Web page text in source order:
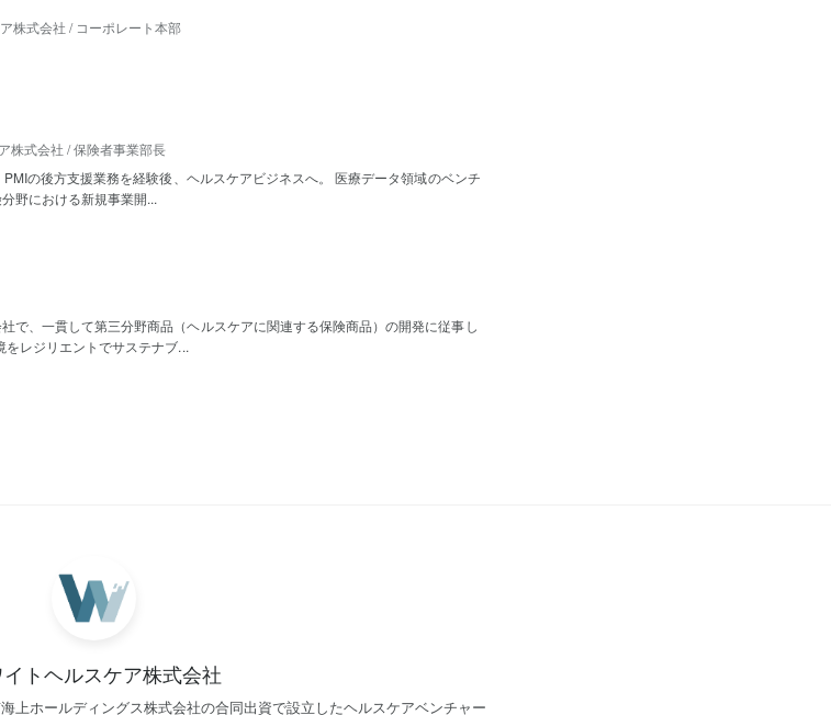
株式会社 / コーポレート本部
株式会社 / 保険者事業部長
の後方支援業務を経験後、ヘルスケアビジネスへ。 医療データ領域のベンチ
野における新規事業開...
で、一貫して第三分野商品（ヘルスケアに関連する保険商品）の開発に従事し
レジリエントでサステナブ...
イトヘルスケア株式会社
上ホールディングス株式会社の合同出資で設立したヘルスケアベンチャー